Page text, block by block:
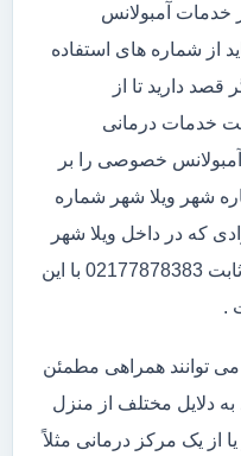
خدمات آمبولانس
از شماره های استفاده
قصد دارید تا از
خدمات درمانی
آمبولانس خصوصی را بر
شماره شهر ویلا شهر شماره
که در داخل ویلا شهر
ساکن هستند و قصد دارند با تلفن ثابت 02177878383 با این
.
توانند همراهی مطمئن
به دلایل مختلف از منزل
از یک مرکز درمانی مثلاً